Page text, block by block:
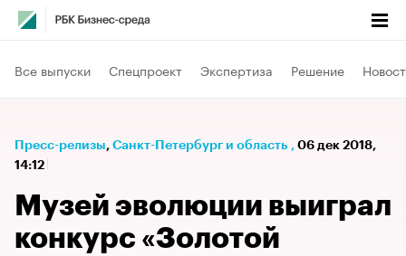
Все выпуски Спецпроект Экспертиза Решение
Пресс-релизы⁠, Санкт-Петербург и область , 06 дек 2018,
14:12
Музей эволюции выиграл
конкурс «Золотой